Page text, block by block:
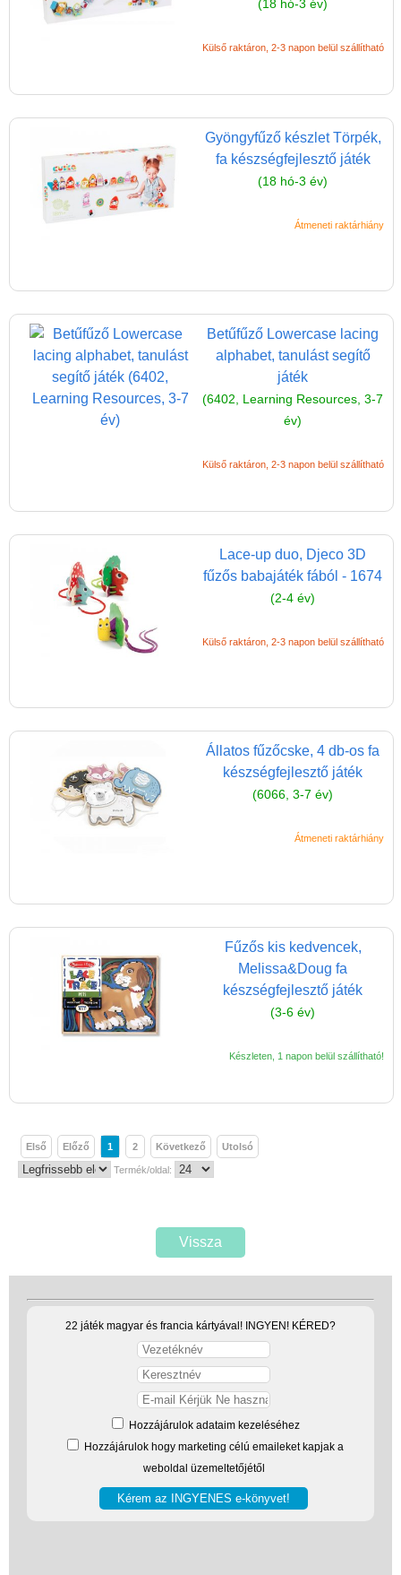
(18 hó-3 év)
Külső raktáron, 2-3 napon belül szállítható
Gyöngyfűző készlet Törpék,
fa készségfejlesztő játék
(18 hó-3 év)
Átmeneti raktárhiány
Betűfűző Lowercase lacing
alphabet, tanulást segítő
játék
(6402, Learning Resources, 3-7
év)
Külső raktáron, 2-3 napon belül szállítható
Lace-up duo, Djeco 3D
fűzős babajáték fából - 1674
(2-4 év)
Külső raktáron, 2-3 napon belül szállítható
Állatos fűzőcske, 4 db-os fa
készségfejlesztő játék
(6066, 3-7 év)
Átmeneti raktárhiány
Fűzős kis kedvencek,
Melissa&Doug fa
készségfejlesztő játék
(3-6 év)
Készleten, 1 napon belül szállítható!
Első Előző 1 2 Következő Utolsó
Termék/oldal:
Vissza
22 játék magyar és francia kártyával! INGYEN! KÉRED?
Hozzájárulok adataim kezeléséhez
Hozzájárulok hogy marketing célú emaileket kapjak a
weboldal üzemeltetőjétől